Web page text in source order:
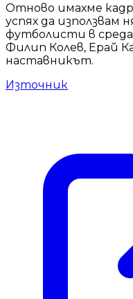
Отново имахме
успях да използвам
футболисти в
Филип Колев, Ерай
наставникът.
Източник